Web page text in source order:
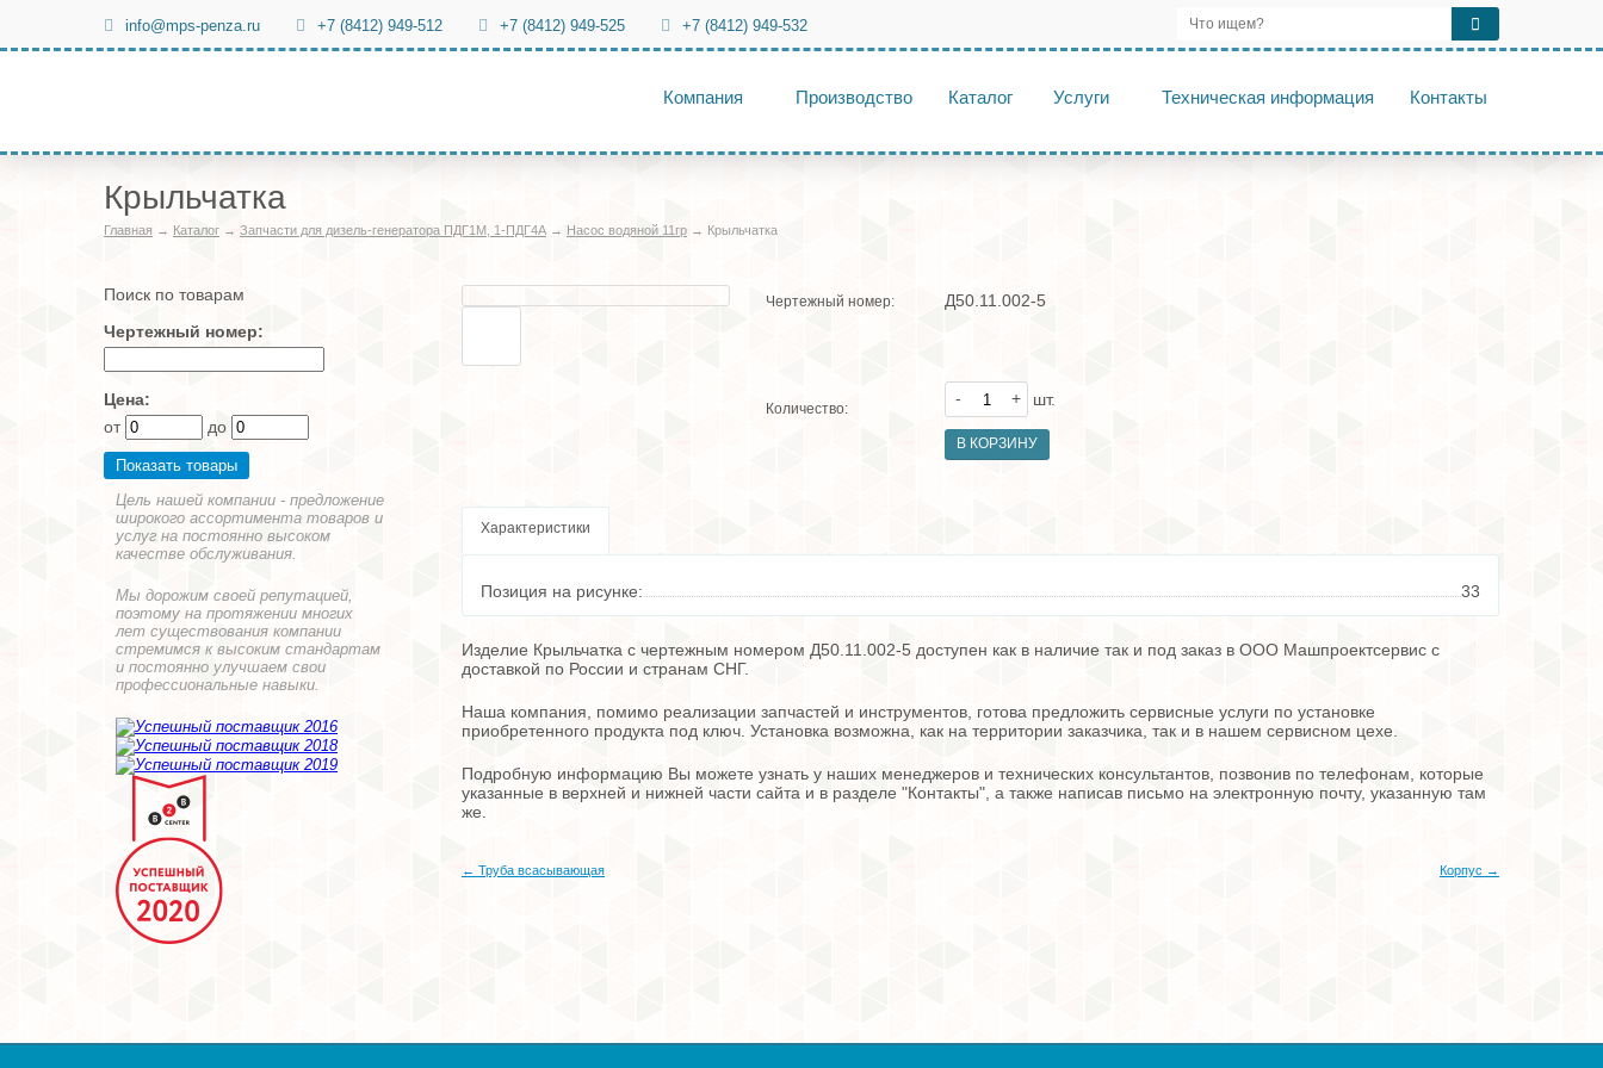
info@mps-penza.ru +7 (8412) 949-512 +7 (8412) 949-525 +7 (8412) 949-532
Компания Производство Каталог Услуги Техническая информация Контакты
Крыльчатка
Главная → Каталог → Запчасти для дизель-генератора ПДГ1М, 1-ПДГ4А → Насос водяной 11гр → Крыльчатка
Поиск по товарам
Чертежный номер:
Цена:
от
до
Цель нашей компании - предложение
широкого ассортимента товаров и
услуг на постоянно высоком
качестве обслуживания.
Мы дорожим своей репутацией,
поэтому на протяжении многих
лет существования компании
стремимся к высоким стандартам
и постоянно улучшаем свои
профессиональные навыки.
Чертежный номер: Д50.11.002-5
Количество:
шт.
+
-
Характеристики
Позиция на рисунке: 33
Изделие Крыльчатка с чертежным номером Д50.11.002-5 доступен как в наличие так и под заказ в ООО Машпроектсервис с
доставкой по России и странам СНГ.
Наша компания, помимо реализации запчастей и инструментов, готова предложить сервисные услуги по установке
приобретенного продукта под ключ. Установка возможна, как на территории заказчика, так и в нашем сервисном цехе.
Подробную информацию Вы можете узнать у наших менеджеров и технических консультантов, позвонив по телефонам, которые
указанные в верхней и нижней части сайта и в разделе "Контакты", а также написав письмо на электронную почту, указанную там
же.
← Труба всасывающая Корпус →